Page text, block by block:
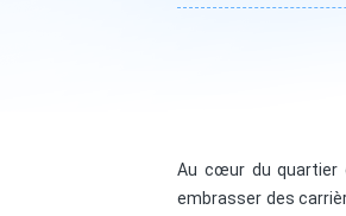
Au cœur du quartier
embrasser des